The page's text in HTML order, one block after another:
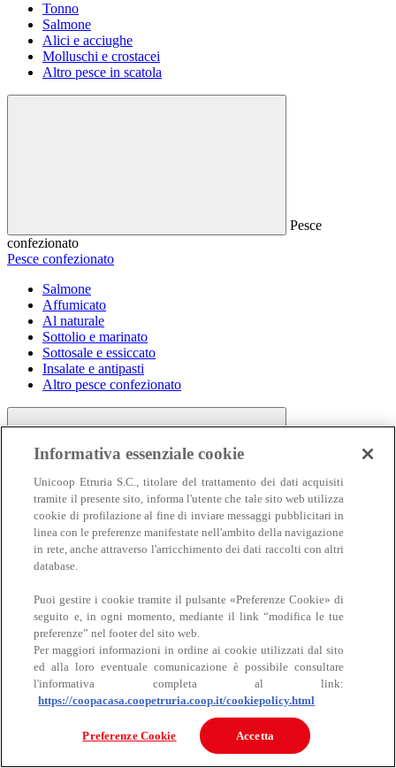
Tonno
Salmone
Alici e acciughe
Molluschi e crostacei
Altro pesce in scatola
Pesce
confezionato
Pesce confezionato
Salmone
Affumicato
Al naturale
Sottolio e marinato
Sottosale e essiccato
Insalate e antipasti
Altro pesce confezionato
Carne
Carne
Bovino
Informativa essenziale cookie
Unicoop Etruria S.C., titolare del trattamento dei dati acquisiti
tramite il presente sito, informa l'utente che tale sito web utilizza
cookie di profilazione al fine di inviare messaggi pubblicitari in
linea con le preferenze manifestate nell'ambito della navigazione
in rete, anche attraverso l'arricchimento dei dati raccolti con altri
database.
Puoi gestire i cookie tramite il pulsante «Preferenze Cookie» di
seguito e, in ogni momento, mediante il link “modifica le tue
preferenze” nel footer del sito web.
Per maggiori informazioni in ordine ai cookie utilizzati dal sito
ed alla loro eventuale comunicazione è possibile consultare
l'informativa completa al link:
https://coopacasa.coopetruria.coop.it/cookiepolicy.html
Preferenze Cookie Accetta